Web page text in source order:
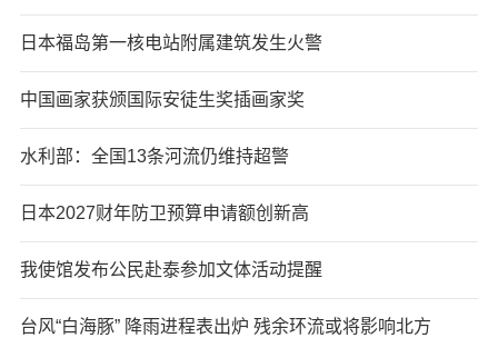
日本福岛第一核电站附属建筑发生火警
中国画家获颁国际安徒生奖插画家奖
水利部：全国13条河流仍维持超警
日本2027财年防卫预算申请额创新高
我使馆发布公民赴泰参加文体活动提醒
台风“白海豚” 降雨进程表出炉 残余环流或将影响北方